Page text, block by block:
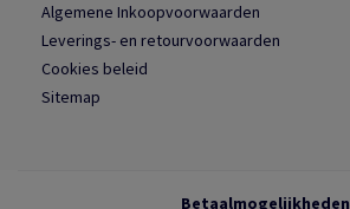
Algemene Inkoopvoorwaarden
Leverings- en retourvoorwaarden
Cookies beleid
Sitemap
Betaalmogelijkheden